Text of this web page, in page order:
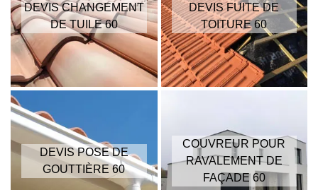
DEVIS CHANGEMENT
DE TUILE 60
DEVIS FUITE DE
TOITURE 60
DEVIS POSE DE
GOUTTIÈRE 60
COUVREUR POUR
RAVALEMENT DE
FAÇADE 60